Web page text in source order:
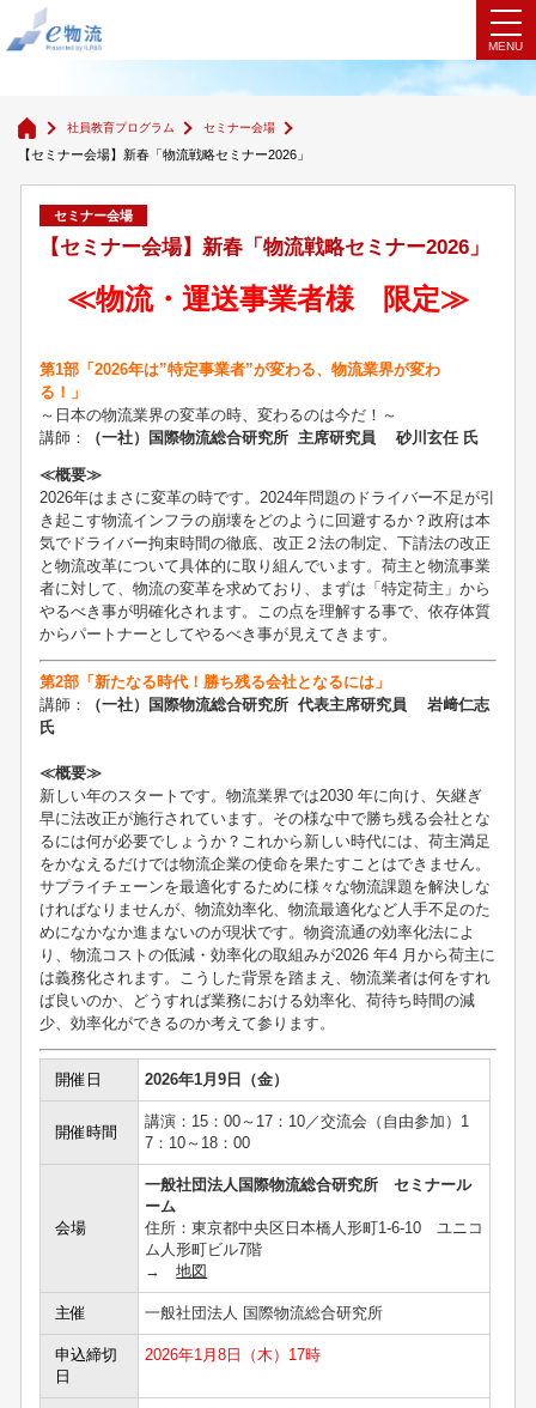
セミナー会場
社員教育プログラム セミナー会場
【セミナー会場】新春「物流戦略セミナー2026」
セミナー会場
【セミナー会場】新春「物流戦略セミナー2026」
≪物流・運送事業者様 限定≫
第1部「2026年は”特定事業者”が変わる、物流業界が変わ
る！」
～日本の物流業界の変革の時、変わるのは今だ！～
講師：
（一社）国際物流総合研究所 主席研究員 砂川玄任 氏
≪概要≫
2026年はまさに変革の時です。2024年問題のドライバー不足が引
き起こす物流インフラの崩壊をどのように回避するか？政府は本
気でドライバー拘束時間の徹底、改正２法の制定、下請法の改正
と物流改革について具体的に取り組んでいます。荷主と物流事業
者に対して、物流の変革を求めており、まずは「特定荷主」から
やるべき事が明確化されます。この点を理解する事で、依存体質
からパートナーとしてやるべき事が見えてきます。
第2部「新たなる時代！勝ち残る会社となるには」
講師：
（一社）国際物流総合研究所 代表主席研究員 岩﨑仁志
氏
≪概要≫
新しい年のスタートです。物流業界では2030 年に向け、矢継ぎ
早に法改正が施行されています。その様な中で勝ち残る会社とな
るには何が必要でしょうか？これから新しい時代には、荷主満足
をかなえるだけでは物流企業の使命を果たすことはできません。
サプライチェーンを最適化するために様々な物流課題を解決しな
ければなりませんが、物流効率化、物流最適化など人手不足のた
めになかなか進まないのが現状です。物資流通の効率化法によ
り、物流コストの低減・効率化の取組みが2026 年4 月から荷主に
は義務化されます。こうした背景を踏まえ、物流業者は何をすれ
ば良いのか、どうすれば業務における効率化、荷待ち時間の減
少、効率化ができるのか考えて参ります。
開催日 2026年1月9日（金）
開催時間
講演：15：00～17：10／交流会（自由参加）1
7：10～18：00
会場
一般社団法人国際物流総合研究所 セミナール
ーム
住所：東京都中央区日本橋人形町1-6-10 ユニコ
ム人形町ビル7階
→地図
主催 一般社団法人 国際物流総合研究所
申込締切
日
2026年1月8日（木）17時